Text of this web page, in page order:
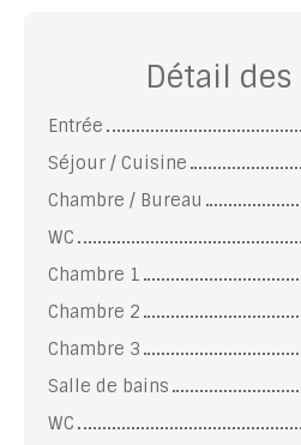
Détail des
Entrée
Séjour / Cuisine
Chambre / Bureau
WC
Chambre 1
Chambre 2
Chambre 3
Salle de bains
WC